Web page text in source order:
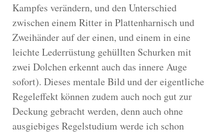
Kampfes verändern, und den Unterschied
zwischen einem Ritter in Plattenharnisch und
Zweihänder auf der einen, und einem in eine
leichte Lederrüstung gehüllten Schurken mit
zwei Dolchen erkennt auch das innere Auge
sofort). Dieses mentale Bild und der eigentliche
Regeleffekt können zudem auch noch gut zur
Deckung gebracht werden, denn auch ohne
ausgiebiges Regelstudium werde ich schon